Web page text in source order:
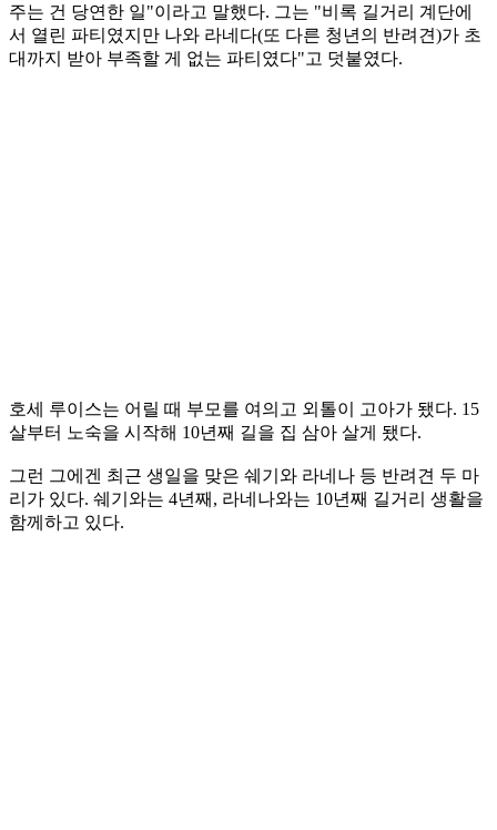
주는 건 당연한 일"이라고 말했다. 그는 "비록 길거리 계단에
서 열린 파티였지만 나와 라네다(또 다른 청년의 반려견)가 초
대까지 받아 부족할 게 없는 파티였다"고 덧붙였다.
호세 루이스는 어릴 때 부모를 여의고 외톨이 고아가 됐다. 15
살부터 노숙을 시작해 10년째 길을 집 삼아 살게 됐다.
그런 그에겐 최근 생일을 맞은 쉐기와 라네나 등 반려견 두 마
리가 있다. 쉐기와는 4년째, 라네나와는 10년째 길거리 생활을
함께하고 있다.